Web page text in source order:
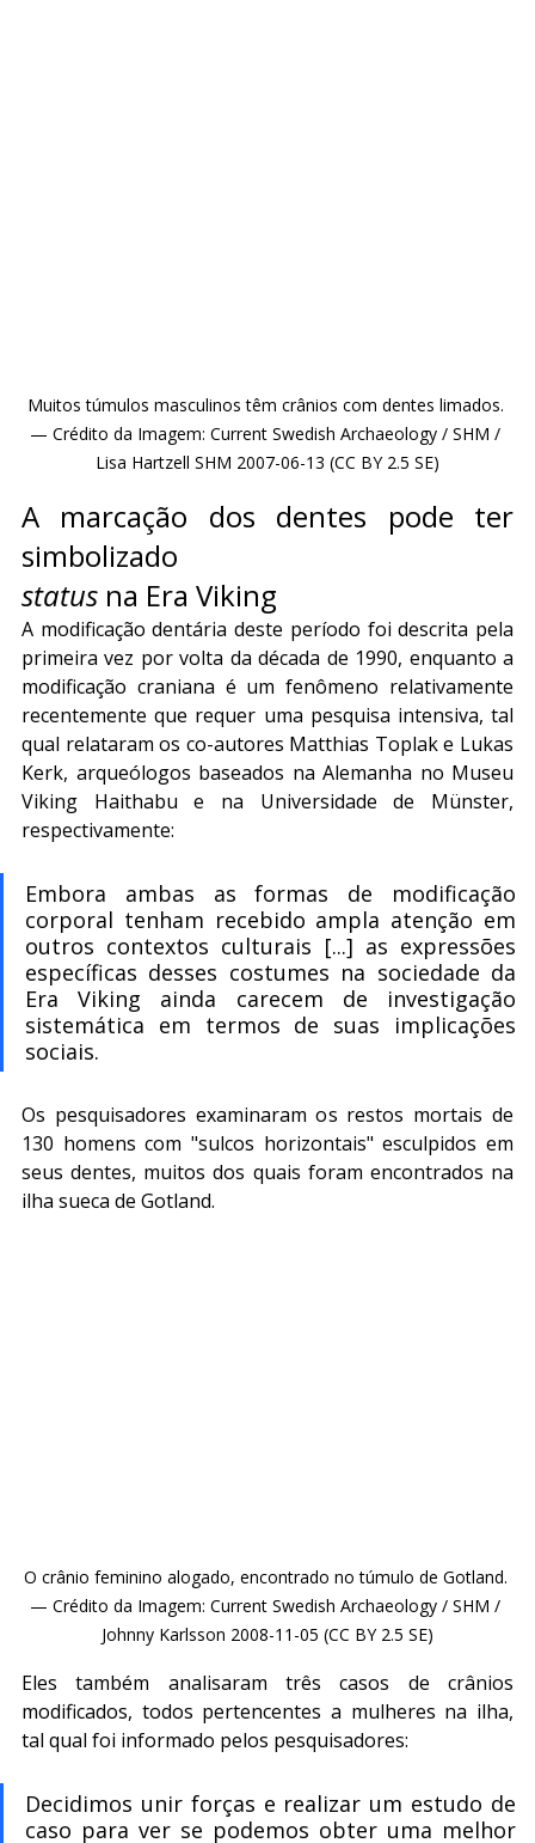
Muitos túmulos masculinos têm crânios com dentes limados.
— Crédito da Imagem: Current Swedish Archaeology / SHM /
Lisa Hartzell SHM 2007-06-13 (CC BY 2.5 SE)
A marcação dos dentes pode ter
simbolizado
status na Era Viking
A modificação dentária deste período foi descrita pela
primeira vez por volta da década de 1990, enquanto a
modificação craniana é um fenômeno relativamente
recentemente que requer uma pesquisa intensiva, tal
qual relataram os co-autores Matthias Toplak e Lukas
Kerk, arqueólogos baseados na Alemanha no Museu
Viking Haithabu e na Universidade de Münster,
respectivamente:
Embora ambas as formas de modificação
corporal tenham recebido ampla atenção em
outros contextos culturais [...] as expressões
específicas desses costumes na sociedade da
Era Viking ainda carecem de investigação
sistemática em termos de suas implicações
sociais.
Os pesquisadores examinaram os restos mortais de
130 homens com "sulcos horizontais" esculpidos em
seus dentes, muitos dos quais foram encontrados na
ilha sueca de Gotland.
O crânio feminino alogado, encontrado no túmulo de Gotland.
— Crédito da Imagem: Current Swedish Archaeology / SHM /
Johnny Karlsson 2008-11-05 (CC BY 2.5 SE)
Eles também analisaram três casos de crânios
modificados, todos pertencentes a mulheres na ilha,
tal qual foi informado pelos pesquisadores:
Decidimos unir forças e realizar um estudo de
caso para ver se podemos obter uma melhor